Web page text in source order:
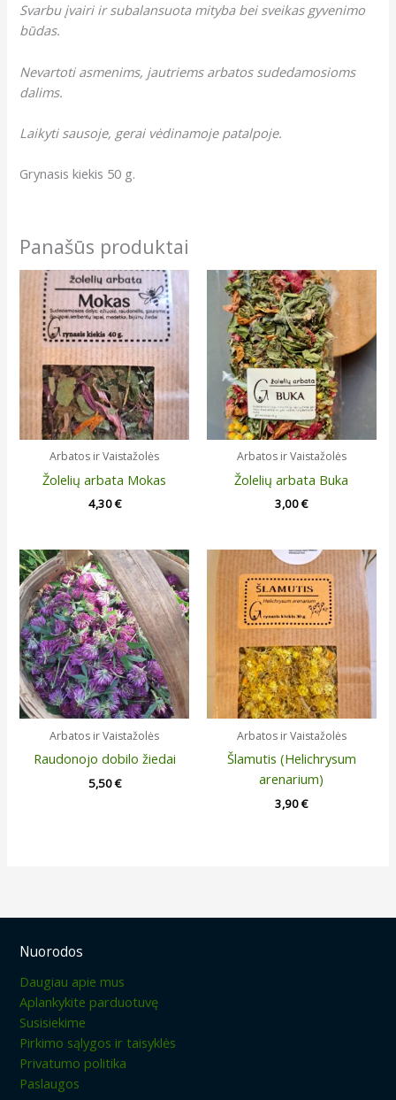
Svarbu įvairi ir subalansuota mityba bei sveikas gyvenimo
būdas.
Nevartoti asmenims, jautriems arbatos sudedamosioms
dalims.
Laikyti sausoje, gerai vėdinamoje patalpoje.
Grynasis kiekis 50 g.
Panašūs produktai
Arbatos ir Vaistažolės
Žolelių arbata Mokas
4,30€
Arbatos ir Vaistažolės
Žolelių arbata Buka
3,00€
Arbatos ir Vaistažolės
Raudonojo dobilo žiedai
5,50€
Arbatos ir Vaistažolės
Šlamutis (Helichrysum
arenarium)
3,90€
Nuorodos
Daugiau apie mus
Aplankykite parduotuvę
Susisiekime
Pirkimo sąlygos ir taisyklės
Privatumo politika
Paslaugos